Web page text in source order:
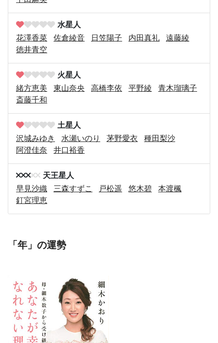
水星人
花澤香菜
佐倉綾音 日笠陽子 内田真礼
遠藤綾
徳井青空
火星人
緒方恵美
東山奈央 高橋李依 平野綾
青木瑠璃子
斎藤千和
土星人
沢城みゆき
水瀬いのり 茅野愛衣
種田梨沙
阿澄佳奈
井口裕香
天王星人
早見沙織
三森すずこ 戸松遥 悠木碧
本渡楓
釘宮理恵
「年」の運勢